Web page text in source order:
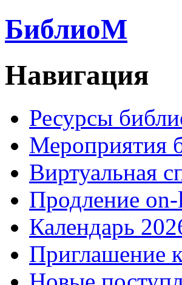
БиблиоМ
Навигация
Ресурсы
Мероприятия
Виртуальная
Продление
Календарь
Приглашение